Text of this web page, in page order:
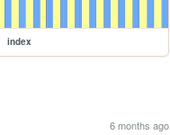
index
6 months ago